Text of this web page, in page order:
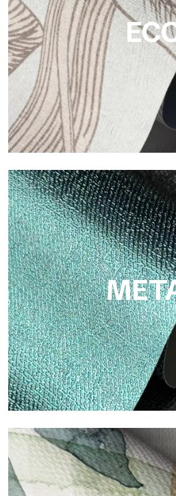
ECO
Eco von Tecnografica ist die
Zellulosefaser: nachhaltige
hellen Farben und hoher Qualität.
Metal
Metal ist die metallische Tapete von
einzigartigen metallischen Reflexen,